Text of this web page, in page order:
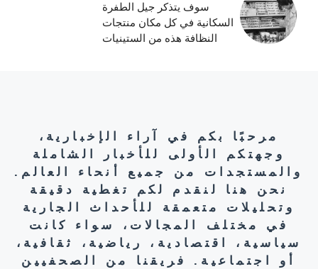
سوف يتذكر جيل الطفرة
السكانية في كل مكان منتجات
النظافة هذه من الستينيات
مرحبًا بكم في آراء الإخبارية،
وجهتكم الأولى للأخبار الشاملة
والمستجدات من جميع أنحاء العالم.
نحن هنا لنقدم لكم تغطية دقيقة
وتحليلات متعمقة للأحداث الجارية
في مختلف المجالات، سواء كانت
سياسية، اقتصادية، رياضية، ثقافية،
أو اجتماعية. فريقنا من الصحفيين